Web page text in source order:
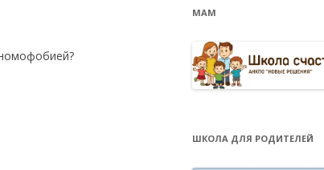
МАМ
ШКОЛА ДЛЯ РОДИТЕЛЕЙ